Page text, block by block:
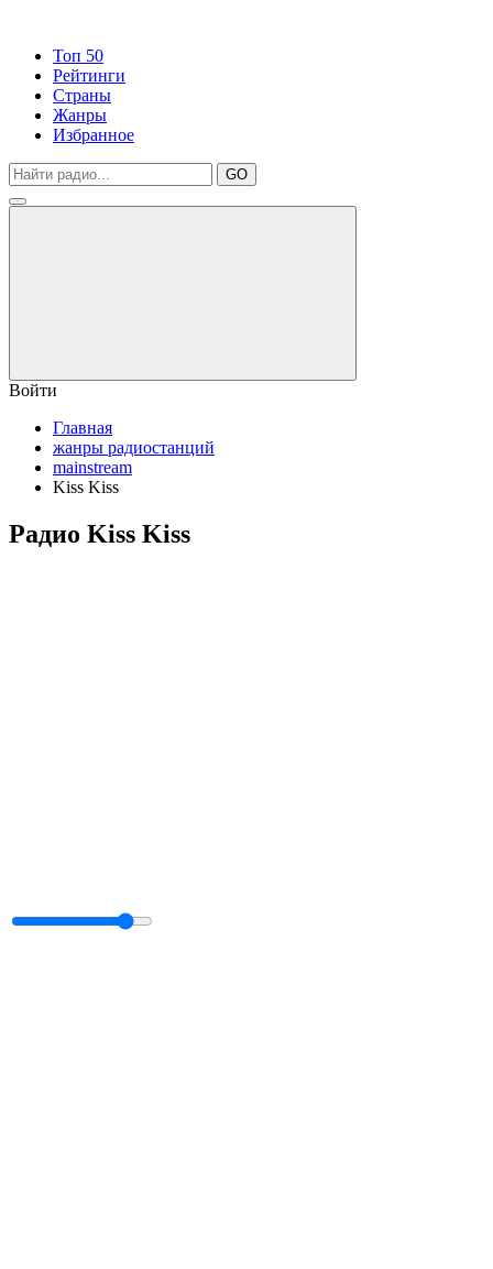
Топ 50
Рейтинги
Страны
Жанры
Избранное
GO
Войти
Главная
жанры радиостанций
mainstream
Kiss Kiss
Радио Kiss Kiss